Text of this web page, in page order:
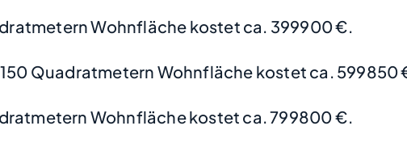
Wohnfläche kostet ca. 399900 €.
Quadratmetern Wohnfläche kostet ca. 599850
Wohnfläche kostet ca. 799800 €.